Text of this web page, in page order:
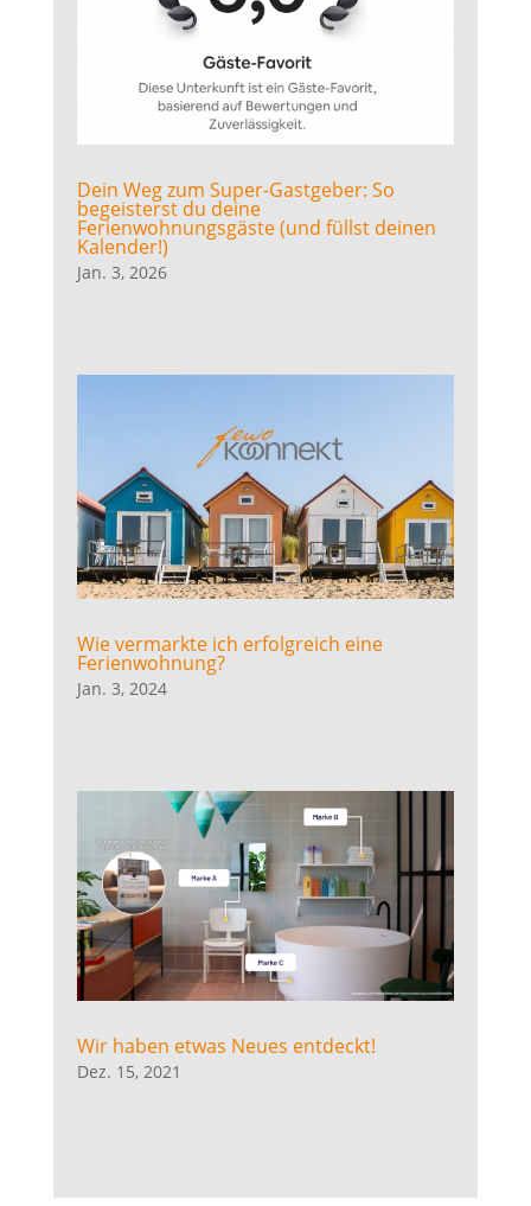
Dein Weg zum Super-Gastgeber: So
begeisterst du deine
Ferienwohnungsgäste (und füllst deinen
Kalender!)
Jan. 3, 2026
Wie vermarkte ich erfolgreich eine
Ferienwohnung?
Jan. 3, 2024
Wir haben etwas Neues entdeckt!
Dez. 15, 2021